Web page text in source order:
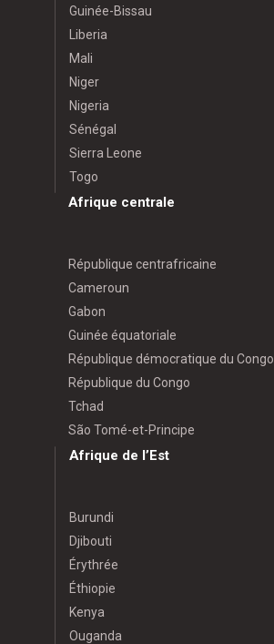
Guinée-Bissau
Liberia
Mali
Niger
Nigeria
Sénégal
Sierra Leone
Togo
Afrique centrale
République centrafricaine
Cameroun
Gabon
Guinée équatoriale
République démocratique du Congo
République du Congo
Tchad
São Tomé-et-Principe
Afrique de l’Est
Burundi
Djibouti
Érythrée
Éthiopie
Kenya
Ouganda